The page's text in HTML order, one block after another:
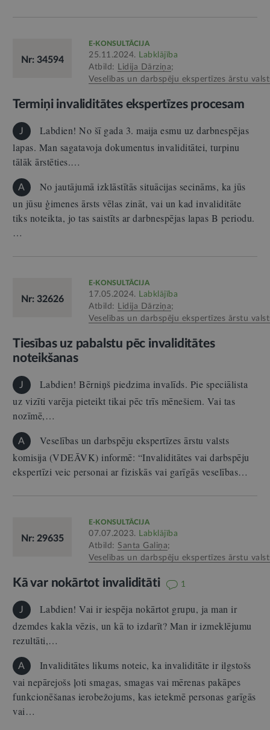
Nr: 34594
E-KONSULTĀCIJA
25.11.2024. Labklājība
Atbild: Lidija Dārziņa;
Veselības un darbspēju ekspertīzes ārstu
Termiņi invaliditātes ekspertīzes procesam
J
Labdien! No šī gada 3. maija esmu uz darbnespējas
lapas. Man sagatavoja dokumentus invaliditātei, turpinu
tālāk ārstēties.…
A
No jautājumā izklāstītās situācijas secināms, ka jūs
un jūsu ģimenes ārsts vēlas zināt, vai un kad invaliditāte
tiks noteikta, jo tas saistīts ar darbnespējas lapas B periodu.
…
Nr: 32626
E-KONSULTĀCIJA
17.05.2024. Labklājība
Atbild: Lidija Dārziņa;
Veselības un darbspēju ekspertīzes ārstu
Tiesības uz pabalstu pēc invaliditātes
noteikšanas
J
Labdien! Bērniņš piedzima invalīds. Pie speciālista
uz vizīti varēja pieteikt tikai pēc trīs mēnešiem. Vai tas
nozīmē,…
A
Veselības un darbspēju ekspertīzes ārstu valsts
komisija (VDEĀVK) informē: “Invaliditātes vai darbspēju
ekspertīzi veic personai ar fiziskās vai garīgās veselības…
Nr: 29635
E-KONSULTĀCIJA
07.07.2023. Labklājība
Atbild: Santa Galiņa;
Veselības un darbspēju ekspertīzes ārstu
Kā var nokārtot invaliditāti 1
J
Labdien! Vai ir iespēja nokārtot grupu, ja man ir
dzemdes kakla vēzis, un kā to izdarīt? Man ir izmeklējumu
rezultāti,…
A
Invaliditātes likums noteic, ka invaliditāte ir ilgstošs
vai nepārejošs ļoti smagas, smagas vai mērenas pakāpes
funkcionēšanas ierobežojums, kas ietekmē personas garīgās
vai…